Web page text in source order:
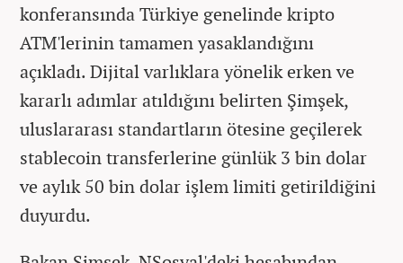
konferansında Türkiye genelinde kripto
ATM'lerinin tamamen yasaklandığını
açıkladı. Dijital varlıklara yönelik erken ve
kararlı adımlar atıldığını belirten Şimşek,
uluslararası standartların ötesine geçilerek
stablecoin transferlerine günlük 3 bin dolar
ve aylık 50 bin dolar işlem limiti getirildiğini
duyurdu.